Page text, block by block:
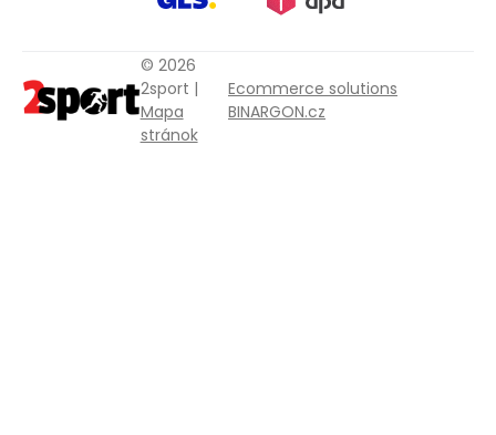
© 2026
2sport |
Mapa
stránok
Ecommerce solutions
BINARGON.cz